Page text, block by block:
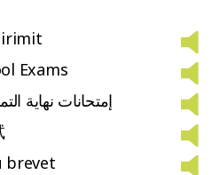
Exams
إمتحانات نهاية
brevet